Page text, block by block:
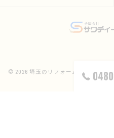
© 2026 埼玉のリフォームなら合同会社サ